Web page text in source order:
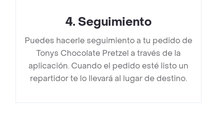
4. Seguimiento
Puedes hacerle seguimiento a tu pedido de
Tonys Chocolate Pretzel a través de la
aplicación. Cuando el pedido esté listo un
repartidor te lo llevará al lugar de destino.